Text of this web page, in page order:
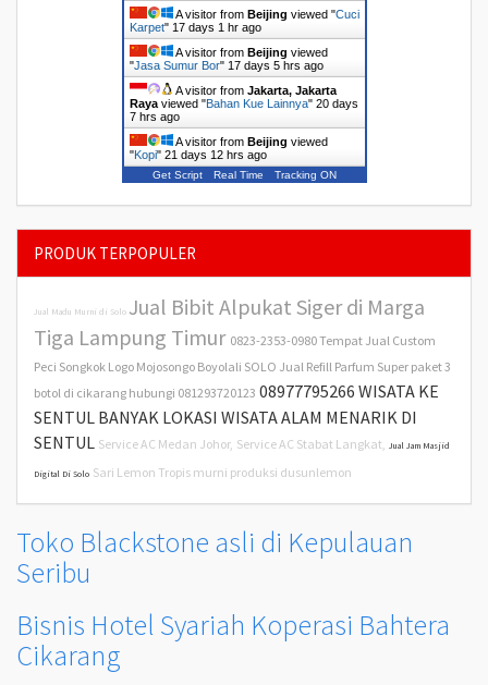
A visitor from Beijing viewed "Cuci
Karpet" 17 days 1 hr ago
A visitor from Beijing viewed
"Jasa Sumur Bor" 17 days 5 hrs ago
A visitor from Jakarta, Jakarta
Rayaviewed "Bahan Kue Lainnya" 20 days
7 hrs ago
A visitor from Beijing viewed
"Kopi" 21 days 12 hrs ago
Get Script Real Time Tracking ON
PRODUK TERPOPULER
Jual Madu Murni di Solo Jual Bibit Alpukat Siger di Marga
Tiga Lampung Timur 0823-2353-0980 Tempat Jual Custom
Peci Songkok Logo Mojosongo Boyolali SOLO Jual Refill Parfum Super paket 3
botol di cikarang hubungi 081293720123 08977795266 WISATA KE
SENTUL BANYAK LOKASI WISATA ALAM MENARIK DI
SENTUL Service AC Medan Johor, Service AC Stabat Langkat, Jual Jam Masjid
Digital Di Solo Sari Lemon Tropis murni produksi dusunlemon
Toko Blackstone asli di Kepulauan
Seribu
Bisnis Hotel Syariah Koperasi Bahtera
Cikarang